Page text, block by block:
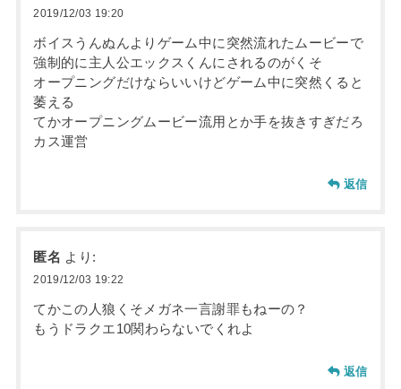
2019/12/03 19:20
ボイスうんぬんよりゲーム中に突然流れたムービーで
強制的に主人公エックスくんにされるのがくそ
オープニングだけならいいけどゲーム中に突然くると
萎える
てかオープニングムービー流用とか手を抜きすぎだろ
カス運営
返信
匿名 より:
2019/12/03 19:22
てかこの人狼くそメガネ一言謝罪もねーの？
もうドラクエ10関わらないでくれよ
返信